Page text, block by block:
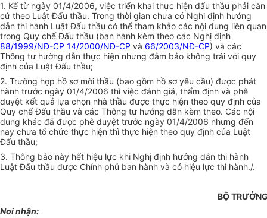
1. Kể từ ngày 01/4/2006, việc triển khai thực hiện đấu thầu phải căn
cứ theo Luật Đấu thầu. Trong thời gian chưa có Nghị định hướng
dẫn thi hành Luật Đấu thầu có thể tham khảo các nội dung liên quan
trong Quy chế Đấu thầu (ban hành kèm theo các Nghị định
88/1999/NĐ-CP 14/2000/NĐ-CP và 66/2003/NĐ-CP) và các
Thông tư hường dẫn thực hiện nhưng đảm bảo không trái với quy
định của Luật Đấu thầu;
2. Trường hợp hồ sơ mời thầu (bao gồm hồ sơ yêu cầu) được phát
hành trước ngày 01/4/2006 thì việc đánh giá, thẩm định và phê
duyệt kết quả lựa chọn nhà thầu được thực hiện theo quy định của
Quy chế Đấu thầu và các Thông tư hướng dẫn kèm theo. Các nội
dung khác đã được phê duyệt trước ngày 01/4/2006 nhưng đến
nay chưa tổ chức thực hiện thì thực hiện theo quy định của Luật
Đấu thầu;
3. Thông báo này hết hiệu lực khi Nghị định hướng dẫn thi hành
Luật Đấu thầu được Chính phủ ban hành và có hiệu lực thi hành./.
Nơi nhận:
BỘ